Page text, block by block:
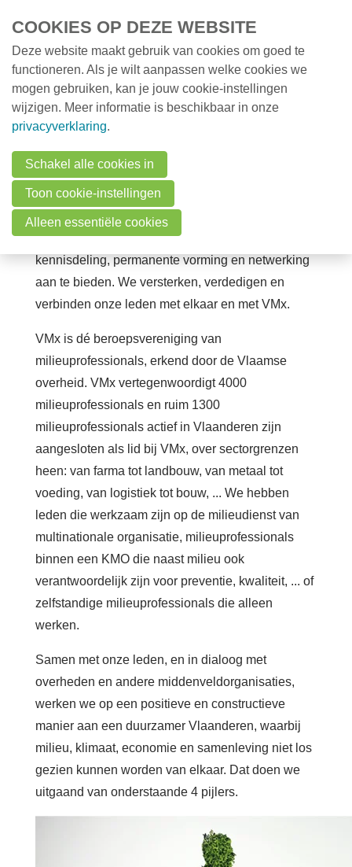
MENU
Over VMx vzw
Ben jij milieuprofessional?
je zoekt.VMx biedt jou professionele
ondersteuning bij de uitoefening van jouw beroep.
Dat doen we door belangenbehartiging,
kennisdeling, permanente vorming en netwerking
aan te bieden. We versterken, verdedigen en
verbinden onze leden met elkaar en met VMx.
VMx is dé beroepsvereniging van
milieuprofessionals, erkend door de Vlaamse
overheid. VMx vertegenwoordigt 4000
milieuprofessionals en ruim 1300
milieuprofessionals actief in Vlaanderen zijn
aangesloten als lid bij VMx, over sectorgrenzen
heen: van farma tot landbouw, van metaal tot
voeding, van logistiek tot bouw, ... We hebben
leden die werkzaam zijn op de milieudienst van
multinationale organisatie, milieuprofessionals
binnen een KMO die naast milieu ook
verantwoordelijk zijn voor preventie, kwaliteit, ... of
zelfstandige milieuprofessionalsdie alleen
werken.
Samen met onze leden, en in dialoog met
overheden en andere middenveldorganisaties,
werken we op een positieve en constructieve
manier aan een duurzamer Vlaanderen, waarbij
milieu, klimaat, economie en samenleving niet los
gezien kunnen worden van elkaar. Dat doen we
uitgaand van onderstaande 4 pijlers.
Milieunieuws
Word lid
Bestuursorgaan
Deontologische code
Mijlpalen
Zoek een professional
Contact
Zoeken
Français
Nederlands
COOKIES OP DEZE WEBSITE
Deze website maakt gebruik van cookies om goed te
functioneren. Als je wilt aanpassen welke cookies we
mogen gebruiken, kan je jouw cookie-instellingen
wijzigen. Meer informatie is beschikbaar in onze
privacyverklaring.
Schakel alle cookies in
Toon cookie-instellingen
Alleen essentiële cookies